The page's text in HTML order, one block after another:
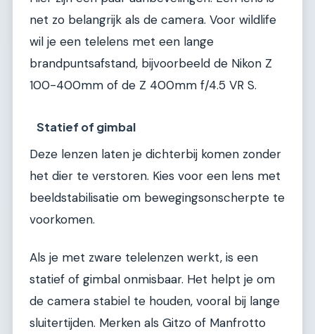
net zo belangrijk als de camera. Voor wildlife
wil je een telelens met een lange
brandpuntsafstand, bijvoorbeeld de Nikon Z
100-400mm of de Z 400mm f/4.5 VR S.
Statief of gimbal
Deze lenzen laten je dichterbij komen zonder
het dier te verstoren. Kies voor een lens met
beeldstabilisatie om bewegingsonscherpte te
voorkomen.
Als je met zware telelenzen werkt, is een
statief of gimbal onmisbaar. Het helpt je om
de camera stabiel te houden, vooral bij lange
sluitertijden. Merken als Gitzo of Manfrotto